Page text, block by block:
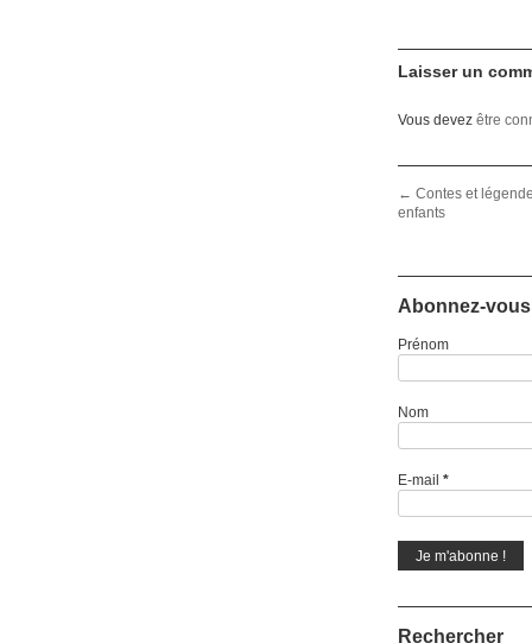
Laisser un
Vous devez être
Post navigation
← Contes et
enfants
Abonnez-
Prénom
Nom
E-mail *
Rechercher